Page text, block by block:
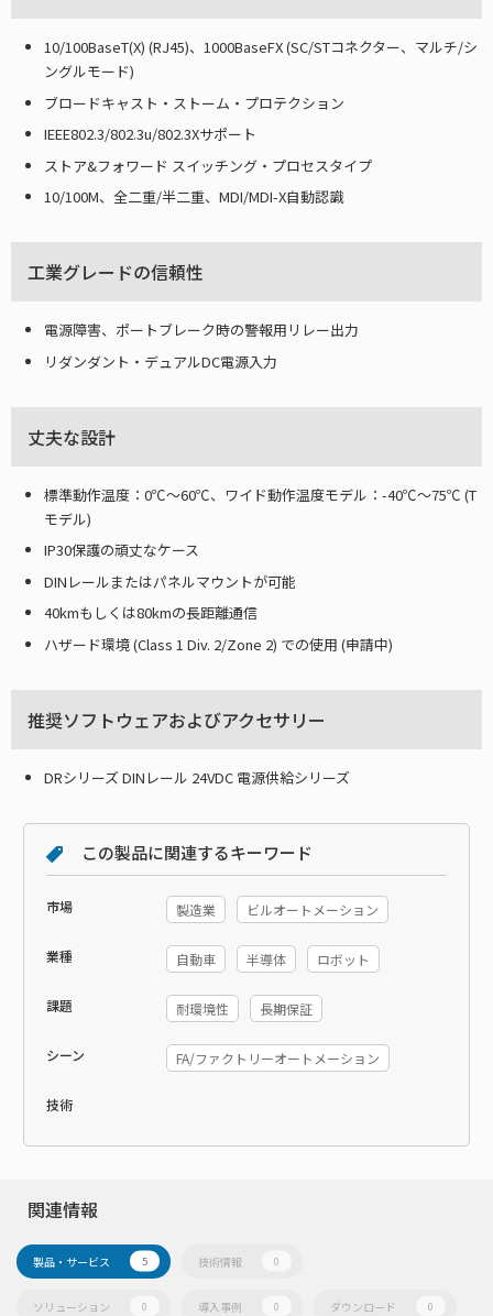
10/100BaseT(X) (RJ45)、1000BaseFX (SC/STコネクター、マルチ/シ
ングルモード)
ブロードキャスト・ストーム・プロテクション
IEEE802.3/802.3u/802.3Xサポート
ストア&フォワード スイッチング・プロセスタイプ
10/100M、全二重/半二重、MDI/MDI-X自動認識
工業グレードの信頼性
電源障害、ポートブレーク時の警報用リレー出力
リダンダント・デュアルDC電源入力
丈夫な設計
標準動作温度：0℃～60℃、ワイド動作温度モデル：-40℃～75℃ (T
モデル)
IP30保護の頑丈なケース
DINレールまたはパネルマウントが可能
40kmもしくは80kmの長距離通信
ハザード環境 (Class 1 Div. 2/Zone 2) での使用 (申請中)
推奨ソフトウェアおよびアクセサリー
DRシリーズ DINレール 24VDC 電源供給シリーズ
この製品に関連するキーワード
市場 製造業 ビルオートメーション
業種 自動車 半導体 ロボット
課題 耐環境性 長期保証
シーン FA/ファクトリーオートメーション
技術
関連情報
製品・サービス 5 技術情報 0
ソリューション 0 導入事例 0 ダウンロード 0